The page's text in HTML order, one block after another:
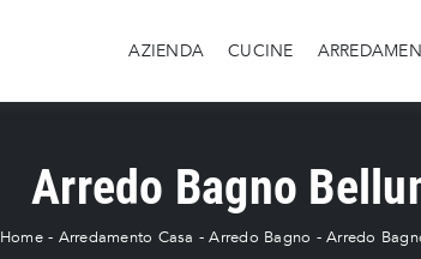
AZIENDA CUCINE
Arredo Bagno
Home- Arredamento Casa -Arredo Bagno -Arredo